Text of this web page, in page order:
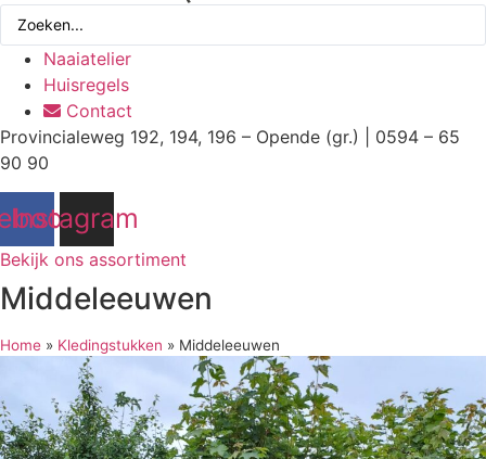
Search
Naaiatelier
Huisregels
Contact
Provincialeweg 192, 194, 196 – Opende (gr.) | 0594 – 65
90 90
Instagram
Bekijk ons assortiment
Middeleeuwen
Home » Kledingstukken » Middeleeuwen